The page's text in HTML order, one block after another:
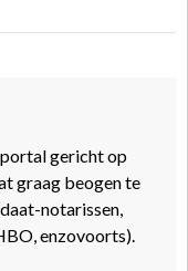
gericht op
graag beogen te
notarissen,
enzovoorts).